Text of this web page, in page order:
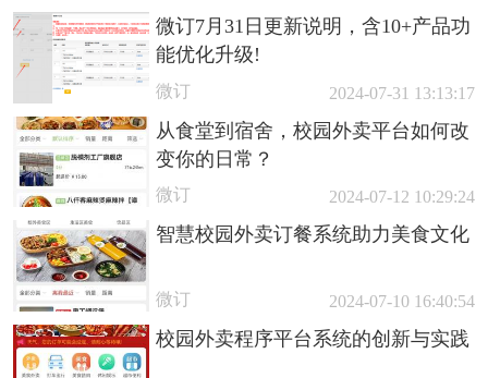
微订7月31日更新说明，含10+产品功
能优化升级!
微订 2024-07-31 13:13:17
从食堂到宿舍，校园外卖平台如何改
变你的日常？
微订 2024-07-12 10:29:24
智慧校园外卖订餐系统助力美食文化
微订 2024-07-10 16:40:54
校园外卖程序平台系统的创新与实践